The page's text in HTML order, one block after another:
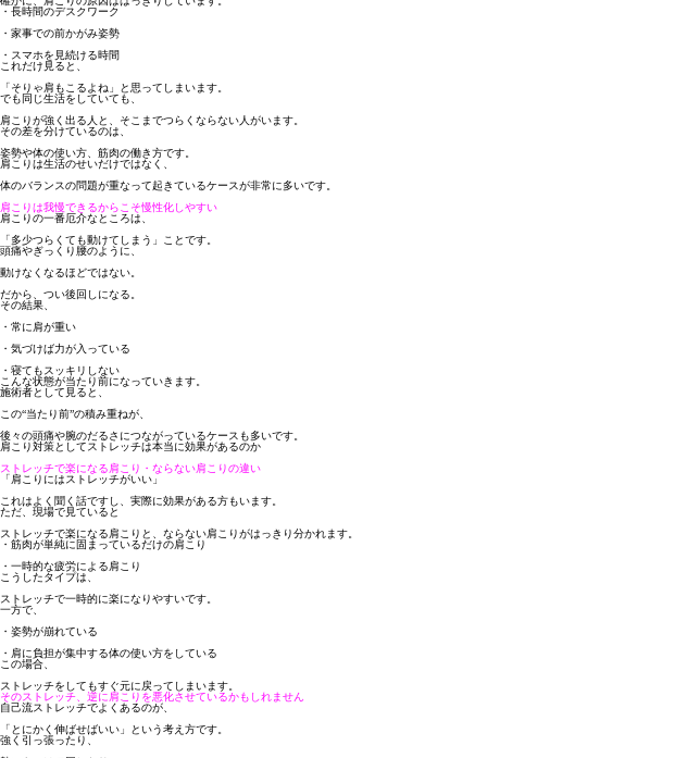
・長時間のデスクワーク
・家事での前かがみ姿勢
・スマホを見続ける時間
これだけ見ると、
「そりゃ肩もこるよね」と思ってしまいます。
でも同じ生活をしていても、
肩こりが強く出る人と、そこまでつらくならない人がいます。
その差を分けているのは、
姿勢や体の使い方、筋肉の働き方です。
肩こりは生活のせいだけではなく、
体のバランスの問題が重なって起きているケースが非常に多いです。
肩こりは我慢できるからこそ慢性化しやすい
肩こりの一番厄介なところは、
「多少つらくても動けてしまう」ことです。
頭痛やぎっくり腰のように、
動けなくなるほどではない。
だから、つい後回しになる。
その結果、
・常に肩が重い
・気づけば力が入っている
・寝てもスッキリしない
こんな状態が当たり前になっていきます。
施術者として見ると、
この“当たり前”の積み重ねが、
後々の頭痛や腕のだるさにつながっているケースも多いです。
肩こり対策としてストレッチは本当に効果があるのか
ストレッチで楽になる肩こり・ならない肩こりの違い
「肩こりにはストレッチがいい」
これはよく聞く話ですし、実際に効果がある方もいます。
ただ、現場で見ていると
ストレッチで楽になる肩こりと、ならない肩こりがはっきり分かれます。
・筋肉が単純に固まっているだけの肩こり
・一時的な疲労による肩こり
こうしたタイプは、
ストレッチで一時的に楽になりやすいです。
一方で、
・姿勢が崩れている
・肩に負担が集中する体の使い方をしている
この場合、
ストレッチをしてもすぐ元に戻ってしまいます。
そのストレッチ、逆に肩こりを悪化させているかもしれません
自己流ストレッチでよくあるのが、
「とにかく伸ばせばいい」という考え方です。
強く引っ張ったり、